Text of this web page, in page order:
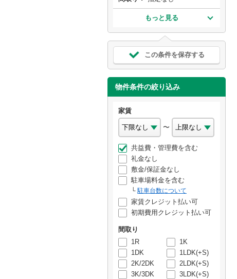
もっと見る
この条件を保存する
物件条件の絞り込み
家賃
〜
共益費・管理費を含む
礼金なし
敷金/保証金なし
駐車場料金を含む
駐車台数について
家賃クレジット払い可
初期費用クレジット払い可
間取り
1R
1K
1DK
1LDK(+S)
2K/2DK
2LDK(+S)
3K/3DK
3LDK(+S)